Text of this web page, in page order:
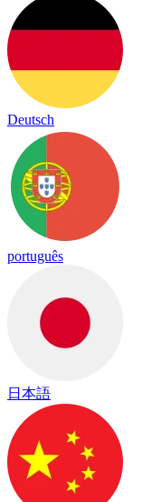
Deutsch
português
日本語